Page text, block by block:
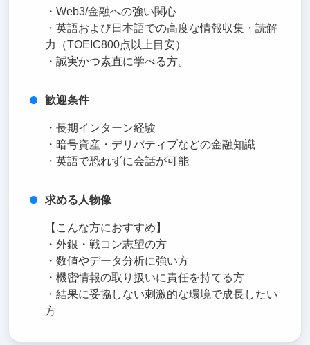
・Web3/金融への強い関心
・英語および日本語での高度な情報収集・読解
力（TOEIC800点以上目安）
・誠実かつ素直に学べる方。
歓迎条件
・長期インターン経験
・暗号資産・デリバティブなどの金融知識
・英語で恐れずに会話が可能
求める人物像
【こんな方におすすめ】
・外銀・戦コン志望の方
・数値やデータ分析に強い方
・機密情報の取り扱いに責任を持てる方
・結果に妥協しない刺激的な環境で成長したい
方